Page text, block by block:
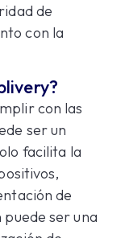
de
con la
con las
ser un
facilita la
de
ser una